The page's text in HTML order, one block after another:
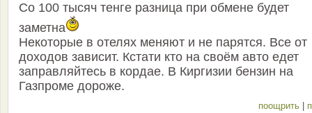
Со 100 тысяч тенге разница при обмене будет
заметна
Некоторые в отелях меняют и не парятся. Все от
доходов зависит. Кстати кто на своём авто едет
заправляйтесь в кордае. В Киргизии бензин на
Газпроме дороже.
поощрить